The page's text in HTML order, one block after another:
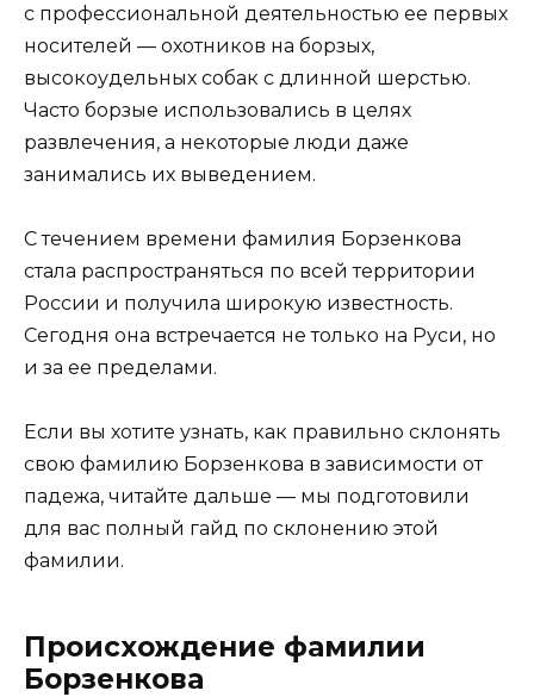
с профессиональной деятельностью ее первых
носителей — охотников на борзых,
высокоудельных собак с длинной шерстью.
Часто борзые использовались в целях
развлечения, а некоторые люди даже
занимались их выведением.
С течением времени фамилия Борзенкова
стала распространяться по всей территории
России и получила широкую известность.
Сегодня она встречается не только на Руси, но
и за ее пределами.
Если вы хотите узнать, как правильно склонять
свою фамилию Борзенкова в зависимости от
падежа, читайте дальше — мы подготовили
для вас полный гайд по склонению этой
фамилии.
Происхождение фамилии
Борзенкова